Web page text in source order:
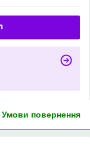
Умови повернення